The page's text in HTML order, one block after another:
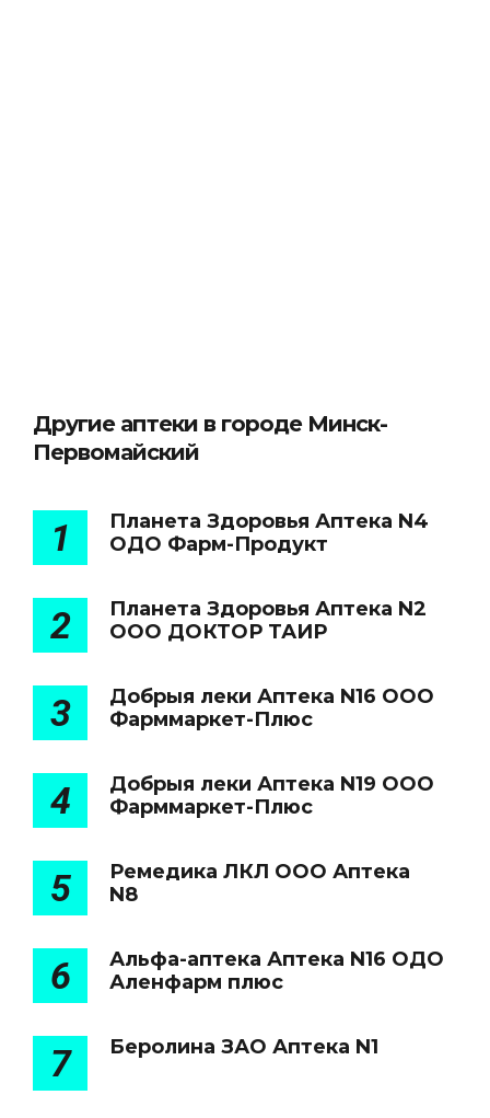
Другие аптеки в городе Минск-
Первомайский
1
Планета Здоровья Аптека N4
ОДО Фарм-Продукт
2
Планета Здоровья Аптека N2
ООО ДОКТОР ТАИР
3
Добрыя леки Аптека N16 ООО
Фарммаркет-Плюс
4
Добрыя леки Аптека N19 ООО
Фарммаркет-Плюс
5
Ремедика ЛКЛ ООО Аптека
N8
6
Альфа-аптека Аптека N16 ОДО
Аленфарм плюс
7 Беролина ЗАО Аптека N1